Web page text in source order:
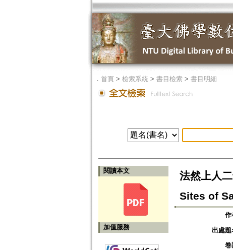
． 首頁> 檢索系統> 書目檢索> 書目明細
閱讀本文
加值服務
法然上人
Sites of
作
出處題
卷